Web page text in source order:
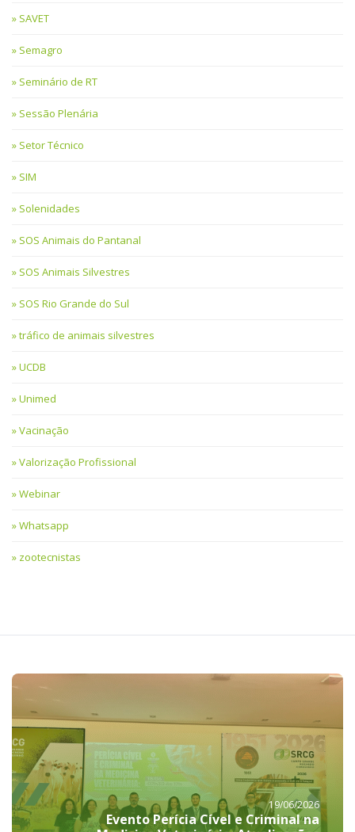
SAVET
Semagro
Seminário de RT
Sessão Plenária
Setor Técnico
SIM
Solenidades
SOS Animais do Pantanal
SOS Animais Silvestres
SOS Rio Grande do Sul
tráfico de animais silvestres
UCDB
Unimed
Vacinação
Valorização Profissional
Webinar
Whatsapp
zootecnistas
19/06/2026
Evento Perícia Cível e Criminal na